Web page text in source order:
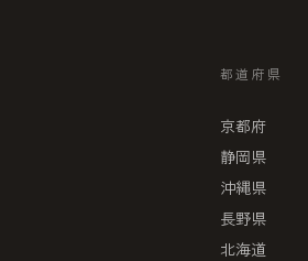
都道府県
京都府
静岡県
沖縄県
長野県
北海道